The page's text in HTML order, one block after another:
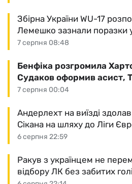
7 серпня 08:48
Збірна України WU-17
Лемешко зазнали поразки
7 серпня 00:04
Бенфіка розгромила
Судаков оформив асист,
6 серпня 22:59
Андерлехт на виїзді
Сікана на шляху до Ліги
Ракув з українцем не
відбору ЛК без забитих